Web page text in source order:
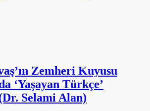
Zemheri Kuyusu
‘Yaşayan Türkçe’
Selami Alan)